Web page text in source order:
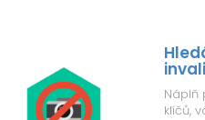
Náplň
klíčů,